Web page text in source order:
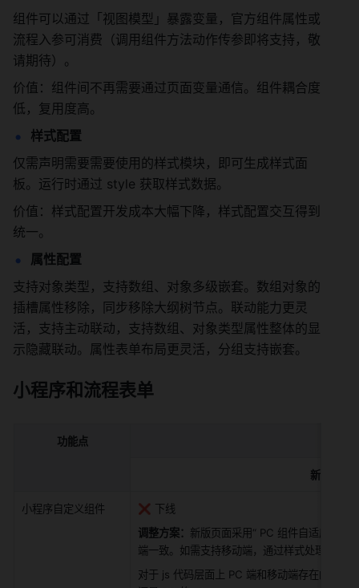
组件可以通过「视图模型」暴露变量，官方组件属性或
流程入参可消费（调用组件方法动作传参即将支持，敬
请期待）。
价值：组件间不再需要通过页面变量通信。组件耦合度
低，复用度高。
样式配置
仅需声明需要需要使用的样式模块，即可生成样式面
板。运行时通过 style 获取样式数据。
价值：样式配置开发成本大幅下降，样式配置交互得到
统一。
属性配置
支持对象类型，支持数组、对象多级嵌套。数组对象的
插槽属性移除，同步移除大纲树节点。联动能力更灵
活，支持主动联动，支持数组、对象类型属性整体的显
示隐藏联动。属性表单布局更灵活，分组支持嵌套。
小程序和流程表单
功能点
新版
小程序自定义组件
❌ 下线
调整方案： 新版页面采用“ PC 组件自适应 H5
端一致。如需支持移动端，通过样式处理。
对于 js 代码层面上 PC 端和移动端存在的差异